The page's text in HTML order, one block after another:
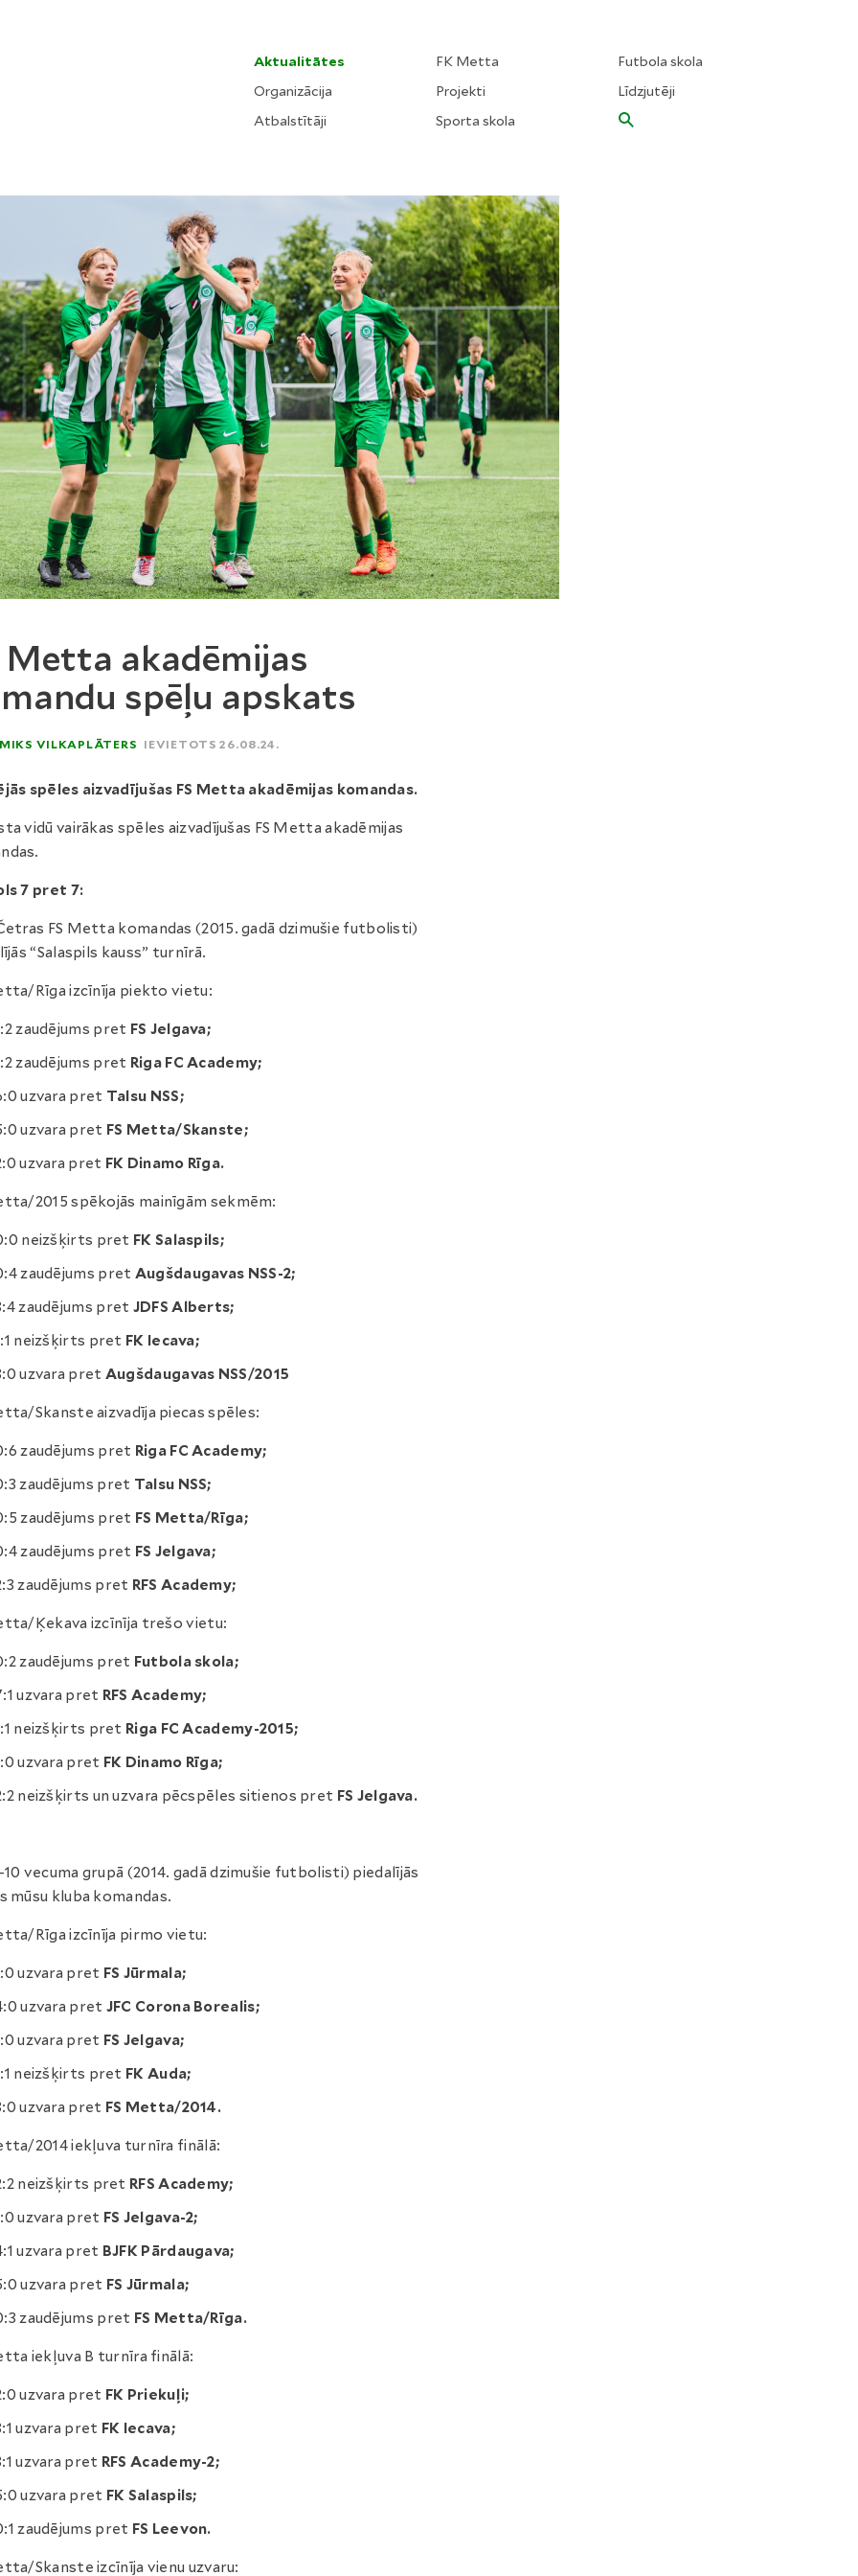
Aktualitātes
Organizācija
Atbalstītāji
FK Metta
Projekti
Sporta skola
Futbola skola
Līdzjutēji
Metta akadēmijas
spēļu apskats
MIKS VILKAPLĀTERS IEVIETOTS 26.08.24.
spēles aizvadījušas FS Metta akadēmijas komandas.
vidū vairākas spēles aizvadījušas FS Metta akadēmijas
7 pret 7:
FS Metta komandas (2015. gadā dzimušie futbolisti)
“Salaspils kauss” turnīrā.
Rīga izcīnīja piekto vietu:
zaudējums pret FS Jelgava;
zaudējums pret Riga FC Academy;
uzvara pret Talsu NSS;
uzvara pret FS Metta/Skanste;
uzvara pret FK Dinamo Rīga.
2015 spēkojās mainīgām sekmēm:
neizšķirts pret FK Salaspils;
zaudējums pret Augšdaugavas NSS-2;
zaudējums pret JDFS Alberts;
neizšķirts pret FK Iecava;
uzvara pret Augšdaugavas NSS/2015
Skanste aizvadīja piecas spēles:
zaudējums pret Riga FC Academy;
zaudējums pret Talsu NSS;
zaudējums pret FS Metta/Rīga;
zaudējums pret FS Jelgava;
zaudējums pret RFS Academy;
Ķekava izcīnīja trešo vietu:
zaudējums pret Futbola skola;
uzvara pret RFS Academy;
neizšķirts pret Riga FC Academy-2015;
uzvara pret FK Dinamo Rīga;
neizšķirts un uzvara pēcspēles sitienos pret FS Jelgava.
vecuma grupā (2014. gadā dzimušie futbolisti) piedalījās
mūsu kluba komandas.
Rīga izcīnīja pirmo vietu:
uzvara pret FS Jūrmala;
uzvara pret JFC Corona Borealis;
uzvara pret FS Jelgava;
neizšķirts pret FK Auda;
uzvara pret FS Metta/2014.
2014 iekļuva turnīra finālā:
neizšķirts pret RFS Academy;
uzvara pret FS Jelgava-2;
uzvara pret BJFK Pārdaugava;
uzvara pret FS Jūrmala;
zaudējums pret FS Metta/Rīga.
iekļuva B turnīra finālā:
uzvara pret FK Priekuļi;
uzvara pret FK Iecava;
uzvara pret RFS Academy-2;
uzvara pret FK Salaspils;
zaudējums pret FS Leevon.
Skanste izcīnīja vienu uzvaru: